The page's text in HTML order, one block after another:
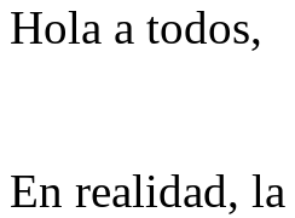
Hola a todos,
En realidad,